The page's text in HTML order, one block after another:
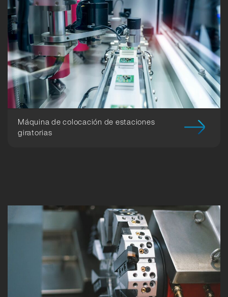
Máquina de colocación de estaciones
giratorias